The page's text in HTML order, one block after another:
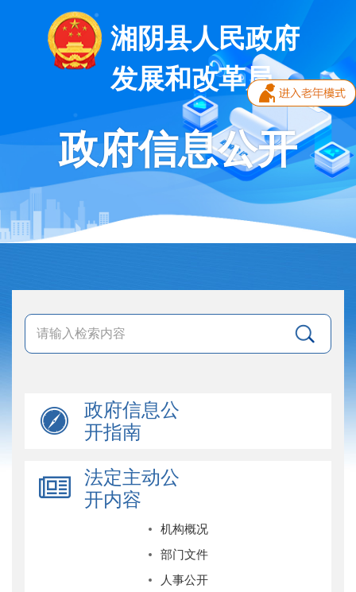
湘阴县人民政府
发展和改革局
政府信息公开
政府信息公
开指南
法定主动公
开内容
机构概况
部门文件
人事公开